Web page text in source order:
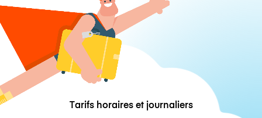
Tarifs horaires et journaliers